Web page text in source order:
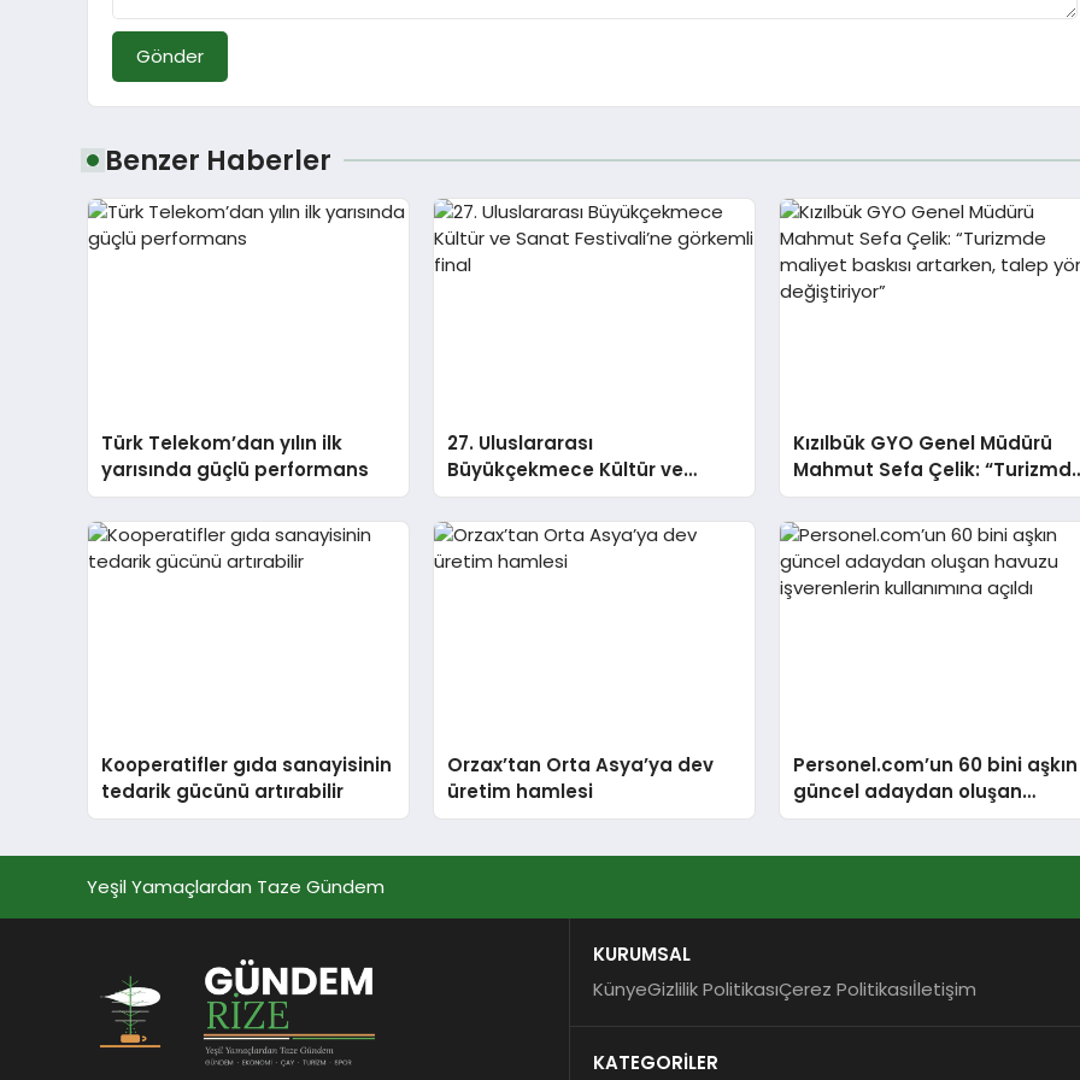
Gönder
Benzer Haberler
Türk Telekom’dan yılın ilk
yarısında güçlü performans
27. Uluslararası
Büyükçekmece Kültür ve
Sanat Festivali’ne görkemli
final
Kızılbük GYO Genel Müdürü
Mahmut Sefa Çelik:
maliyet baskısı artarken,
talep yön değiştiriyor”
Kooperatifler gıda sanayisinin
tedarik gücünü artırabilir
Orzax’tan Orta Asya’ya dev
üretim hamlesi
Personel.com’un 60 bini aşkın
güncel adaydan oluşan
havuzu işverenlerin
Yeşil Yamaçlardan Taze Gündem
KURUMSAL
KünyeGizlilik PolitikasıÇerez Politikasıİletişim
KATEGORİLER